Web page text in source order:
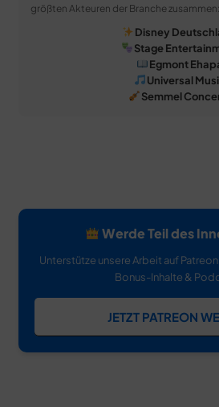
größten Akteuren der Branche zusammen:
Disney
Stage
Egmont
Universal
Semmel
Werde Teil des
Unterstütze unsere Arbeit auf
Bonus-Inhalte &
JETZT PATREON